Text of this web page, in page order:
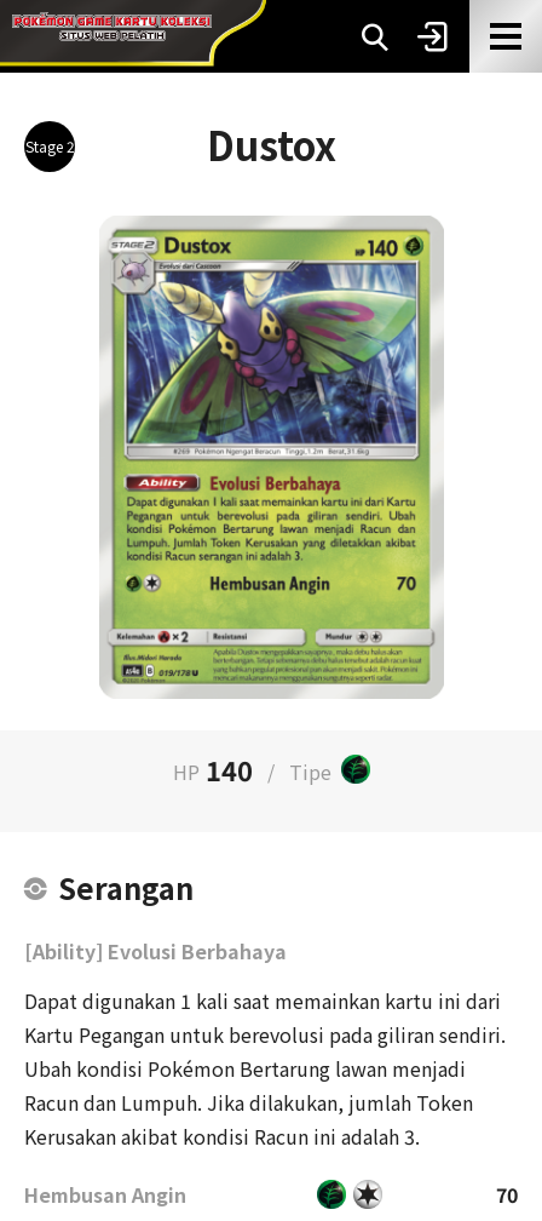
Stage 2 Dustox
HP 140 / Tipe
Serangan
[Ability] Evolusi Berbahaya
Dapat digunakan 1 kali saat memainkan kartu ini dari
Kartu Pegangan untuk berevolusi pada giliran sendiri.
Ubah kondisi Pokémon Bertarung lawan menjadi
Racun dan Lumpuh. Jika dilakukan, jumlah Token
Kerusakan akibat kondisi Racun ini adalah 3.
Hembusan Angin
70